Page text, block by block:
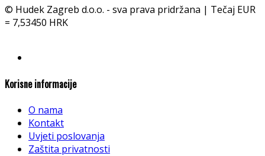
© Hudek Zagreb d.o.o. - sva prava pridržana | Tečaj EUR
= 7,53450 HRK
Korisne informacije
O nama
Kontakt
Uvjeti poslovanja
Zaštita privatnosti